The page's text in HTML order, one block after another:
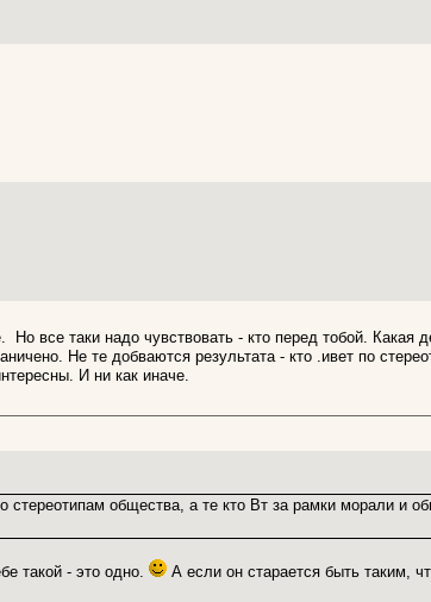
Но все таки надо чувствовать - кто перед тобой.
Не те добваются результата - кто .ивет по
И ни как иначе.
стереотипам общества, а те кто Вт за рамки морали и
такой - это одно. А если он старается быть таким,